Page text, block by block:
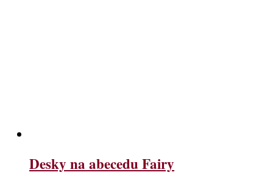
Desky na abecedu Fairy